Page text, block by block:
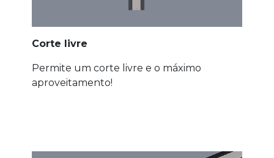
Corte livre
Permite um corte livre e o máximo
aproveitamento!